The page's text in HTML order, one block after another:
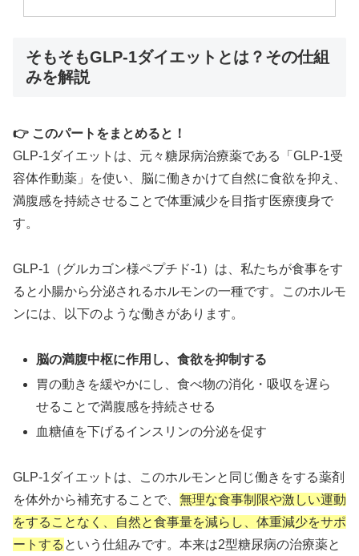
そもそもGLP-1ダイエットとは？その仕組
みを解説
👉 このパートをまとめると！
GLP-1ダイエットは、元々糖尿病治療薬である「GLP-1受
容体作動薬」を使い、脳に働きかけて自然に食欲を抑え、
満腹感を持続させることで体重減少を目指す医療痩身で
す。
GLP-1（グルカゴン様ペプチド-1）は、私たちが食事をす
ると小腸から分泌されるホルモンの一種です。このホルモ
ンには、以下のような働きがあります。
脳の満腹中枢に作用し、食欲を抑制する
胃の動きを緩やかにし、食べ物の消化・吸収を遅ら
せることで満腹感を持続させる
血糖値を下げるインスリンの分泌を促す
GLP-1ダイエットは、このホルモンと同じ働きをする薬剤
を体外から補充することで、 無理な食事制限や激しい運動
をすることなく、自然と食事量を減らし、体重減少をサポ
ートする という仕組みです。本来は2型糖尿病の治療薬と